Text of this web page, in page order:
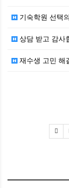
기숙학원 선택
상담 받고 감사
재수생 고민 해